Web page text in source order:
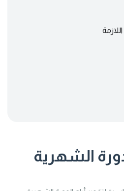
الشهرية